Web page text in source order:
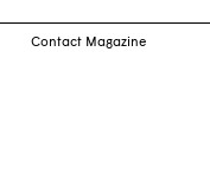
Contact Magazine